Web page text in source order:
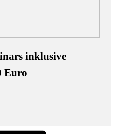
inklusive
Euro